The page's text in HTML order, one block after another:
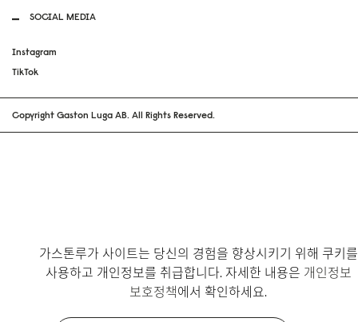
SOCIAL MEDIA
Instagram
TikTok
Copyright Gaston Luga AB. All Rights Reserved.
가스톤루가 사이트는 당신의 경험을 향상시키기 위해 쿠키를
사용하고 개인정보를 취급합니다. 자세한 내용은 개인정보
보호정책에서 확인하세요.